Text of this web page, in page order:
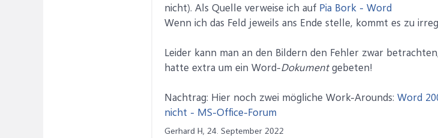
nicht). Als Quelle verweise ich auf Pia Bork - Word
Wenn ich das Feld jeweils ans Ende stelle, kommt es zu
Leider kann man an den Bildern den Fehler zwar
hatte extra um ein Word-Dokumentgebeten!
Nachtrag: Hier noch zwei mögliche Work-Arounds: Word
nicht - MS-Office-Forum
Gerhard H, 24. September 2022